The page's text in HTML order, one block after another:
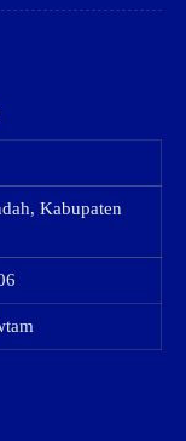
Kabupaten